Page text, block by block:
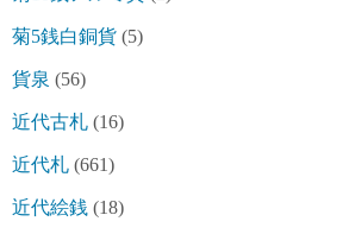
菊5銭白銅貨 (5)
貨泉 (56)
近代古札 (16)
近代札 (661)
近代絵銭 (18)